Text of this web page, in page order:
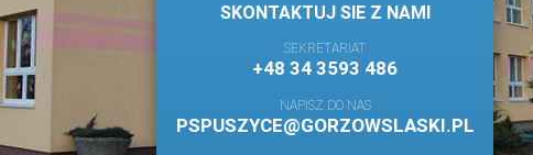
SKONTAKTUJ SIE Z NAMI
SEKRETARIAT
+48 34 3593 486
NAPISZ DO NAS
PSPUSZYCE@GORZOWSLASKI.PL